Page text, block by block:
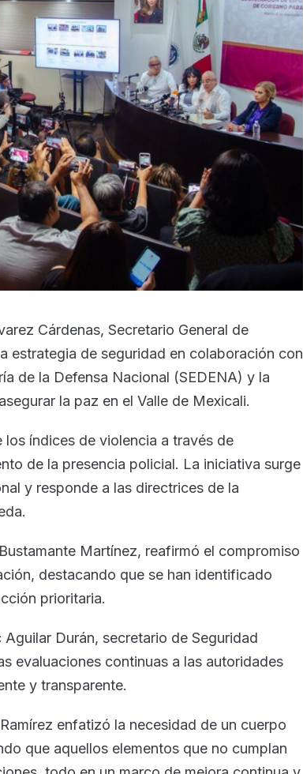
Cárdenas, Secretario General de
estrategia de seguridad en colaboración con
de la Defensa Nacional (SEDENA) y la
la paz en el Valle de Mexicali.
índices de violencia a través de
de la presencia policial. La iniciativa surge
y responde a las directrices de la
Martínez, reafirmó el compromiso
destacando que se han identificado
prioritaria.
Durán, secretario de Seguridad
evaluaciones continuas a las autoridades
y transparente.
enfatizó la necesidad de un cuerpo
que aquellos elementos que no cumplan